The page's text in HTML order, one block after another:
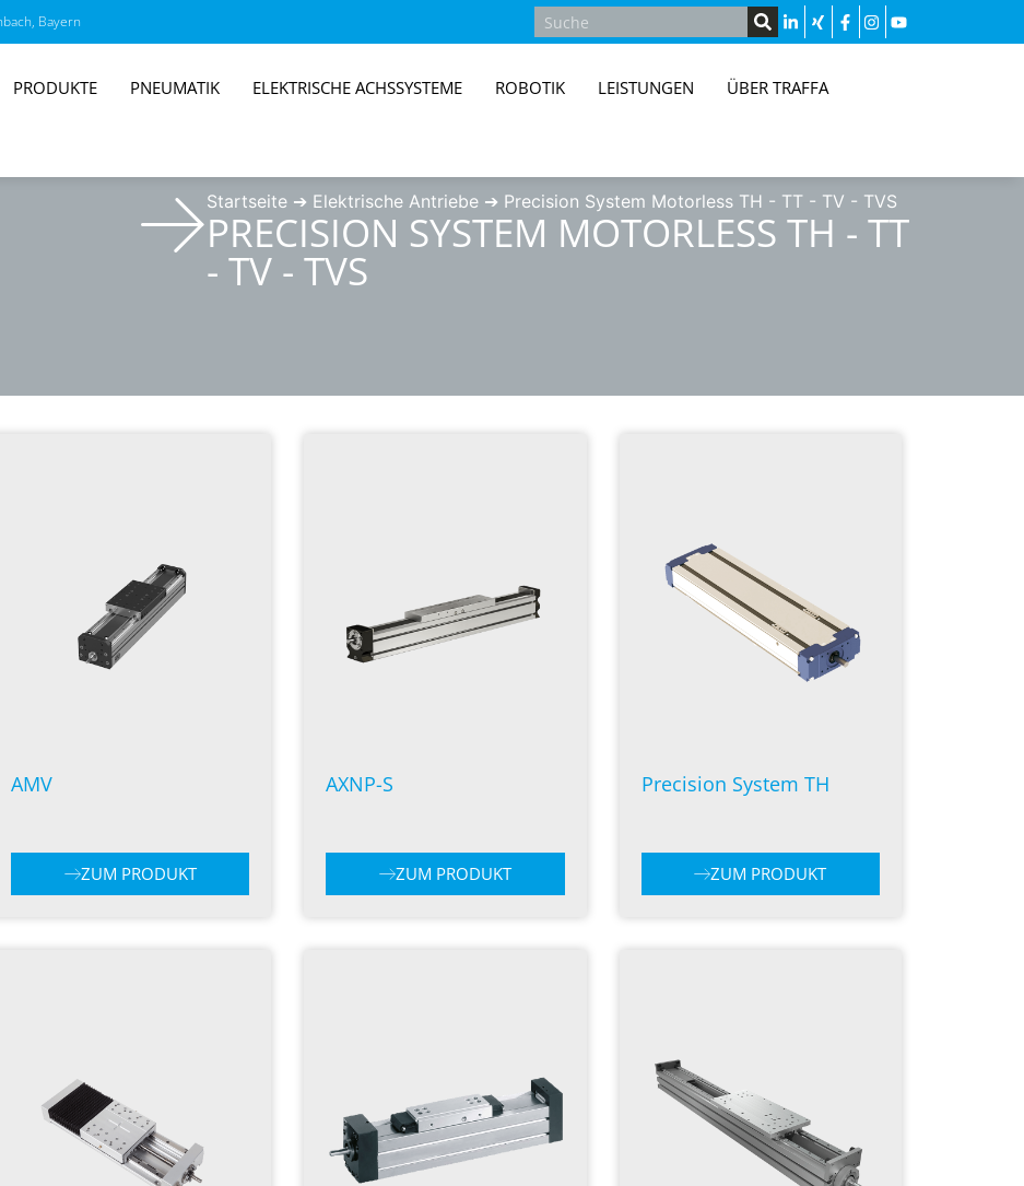
Bayern
PRODUKTE PNEUMATIK ELEKTRISCHE ACHSSYSTEME ROBOTIK LEISTUNGEN ÜBER TRAFFA
Startseite➔ Elektrische Antriebe➔ Precision System Motorless TH - TT - TV - TVS
PRECISION SYSTEM MOTORLESS TH - TT
- TV - TVS
AMV
ZUM PRODUKT
AXNP-S
ZUM PRODUKT
Precision System TH
ZUM PRODUKT